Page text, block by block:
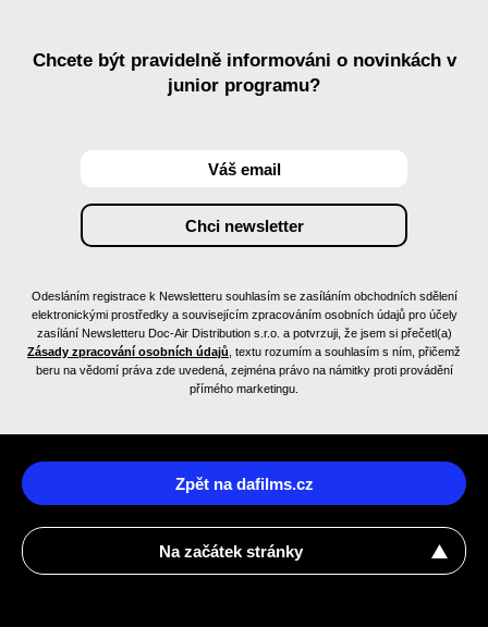
Chcete být pravidelně informováni o novinkách v
junior programu?
Odesláním registrace k Newsletteru souhlasím se zasíláním obchodních sdělení
elektronickými prostředky a souvisejícím zpracováním osobních údajů pro účely
zasílání Newsletteru Doc-Air Distribution s.r.o. a potvrzuji, že jsem si přečetl(a)
Zásady zpracování osobních údajů , textu rozumím a souhlasím s ním, přičemž
beru na vědomí práva zde uvedená, zejména právo na námitky proti provádění
přímého marketingu.
Zpět na dafilms.cz
Na začátek stránky